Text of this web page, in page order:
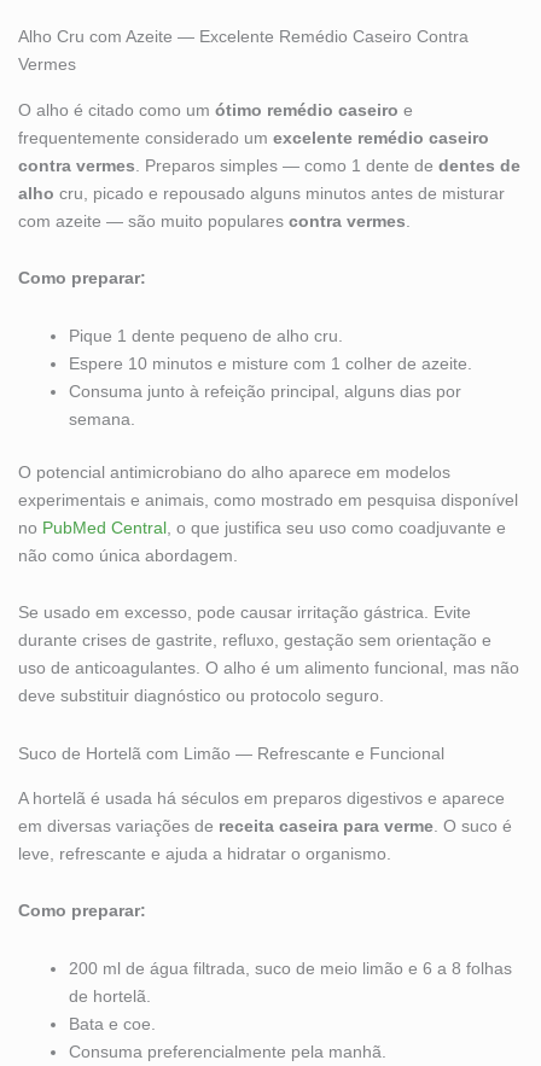
Alho Cru com Azeite — Excelente Remédio Caseiro Contra
Vermes
O alho é citado como um ótimo remédio caseiro e
frequentemente considerado um excelente remédio caseiro
contra vermes . Preparos simples — como 1 dente de dentes de
alho cru, picado e repousado alguns minutos antes de misturar
com azeite — são muito populares contra vermes
Como preparar:
Pique 1 dente pequeno de alho cru.
Espere 10 minutos e misture com 1 colher de azeite.
Consuma junto à refeição principal, alguns dias por
semana.
O potencial antimicrobiano do alho aparece em modelos
experimentais e animais, como mostrado em pesquisa disponível
no PubMed Central , o que justifica seu uso como coadjuvante e
não como única abordagem.
Se usado em excesso, pode causar irritação gástrica. Evite
durante crises de gastrite, refluxo, gestação sem orientação e
uso de anticoagulantes. O alho é um alimento funcional, mas não
deve substituir diagnóstico ou protocolo seguro.
Suco de Hortelã com Limão — Refrescante e Funcional
A hortelã é usada há séculos em preparos digestivos e aparece
em diversas variações de receita caseira para verme . O suco é
leve, refrescante e ajuda a hidratar o organismo.
Como preparar:
200 ml de água filtrada, suco de meio limão e 6 a 8 folhas
de hortelã.
Bata e coe.
Consuma preferencialmente pela manhã.